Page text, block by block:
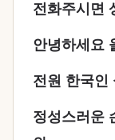
전화주시면
안녕하세요
전원 한국인
정성스러운